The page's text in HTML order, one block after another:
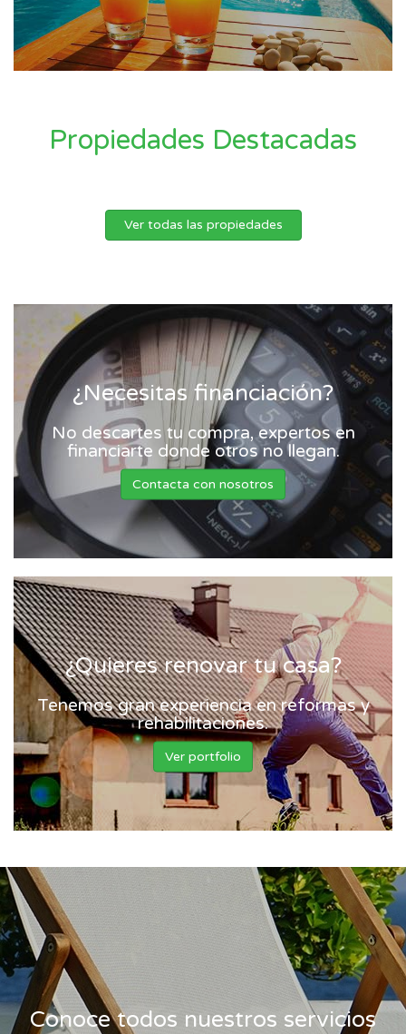
Propiedades Destacadas
Ver todas las propiedades
¿Necesitas financiación?
No descartes tu compra, expertos en
financiarte donde otros no llegan.
Contacta con nosotros
¿Quieres renovar tu casa?
Tenemos gran experiencia en reformas y
rehabilitaciones.
Ver portfolio
Conoce todos nuestros servicios